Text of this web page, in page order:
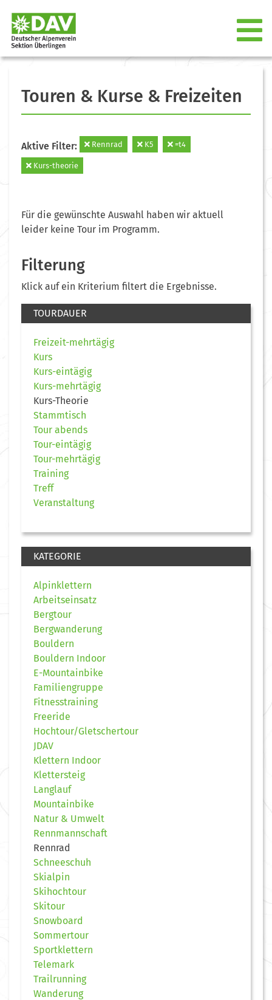
Touren & Kurse & Freizeiten
Aktive Filter: Rennrad K5 =t4
Kurs-theorie
Für die gewünschte Auswahl haben wir aktuell
leider keine Tour im Programm.
Filterung
Klick auf ein Kriterium filtert die Ergebnisse.
TOURDAUER
Freizeit-mehrtägig
Kurs
Kurs-eintägig
Kurs-mehrtägig
Kurs-Theorie
Stammtisch
Tour abends
Tour-eintägig
Tour-mehrtägig
Training
Treff
Veranstaltung
KATEGORIE
Alpinklettern
Arbeitseinsatz
Bergtour
Bergwanderung
Bouldern
Bouldern Indoor
E-Mountainbike
Familiengruppe
Fitnesstraining
Freeride
Hochtour/Gletschertour
JDAV
Klettern Indoor
Klettersteig
Langlauf
Mountainbike
Natur & Umwelt
Rennmannschaft
Rennrad
Schneeschuh
Skialpin
Skihochtour
Skitour
Snowboard
Sommertour
Sportklettern
Telemark
Trailrunning
Wanderung